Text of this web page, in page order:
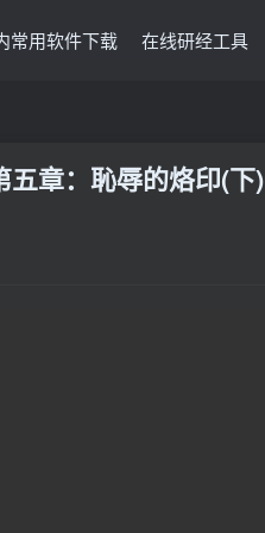
常用软件下载 在线研经工具
五章：恥辱的烙印(下)